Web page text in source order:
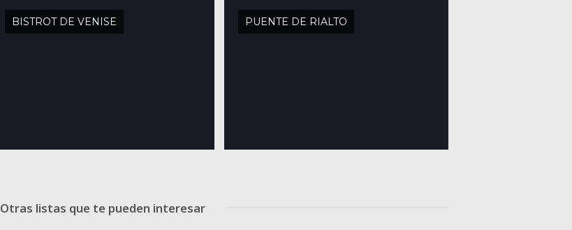
BISTROT DE VENISE PUENTE DE RIALTO
Otras listas que te pueden interesar